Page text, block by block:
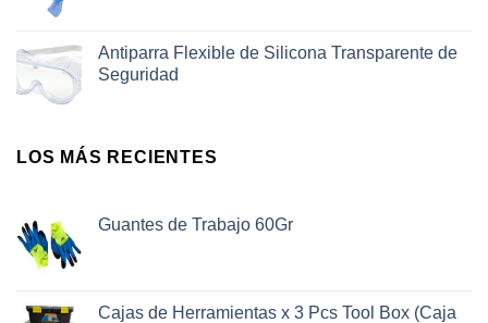
Antiparra Flexible de Silicona Transparente de
Seguridad
LOS MÁS RECIENTES
Guantes de Trabajo 60Gr
Cajas de Herramientas x 3 Pcs Tool Box (Caja